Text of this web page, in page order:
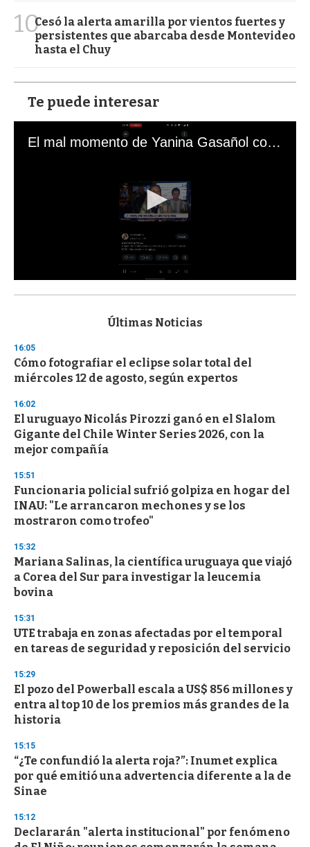
10Cesó la alerta amarilla por vientos fuertes y
persistentes que abarcaba desde Montevideo
hasta el Chuy
Te puede interesar
El mal momento de Yanina Gasañol con un hincha argentino en "Subrayado"
s
d
s
o
f
3
s
e
c
o
d
s
Últimas Noticias
16:05
Cómo fotografiar el eclipse solar total del
miércoles 12 de agosto, según expertos
16:02
El uruguayo Nicolás Pirozzi ganó en el Slalom
Gigante del Chile Winter Series 2026, con la
mejor compañía
15:51
Funcionaria policial sufrió golpiza en hogar del
INAU: "Le arrancaron mechones y se los
mostraron como trofeo"
15:32
Mariana Salinas, la científica uruguaya que viajó
a Corea del Sur para investigar la leucemia
bovina
15:31
UTE trabaja en zonas afectadas por el temporal
en tareas de seguridad y reposición del servicio
15:29
El pozo del Powerball escala a US$ 856 millones y
entra al top 10 de los premios más grandes de la
historia
15:15
“¿Te confundió la alerta roja?”: Inumet explica
por qué emitió una advertencia diferente a la de
Sinae
15:12
Declararán "alerta institucional" por fenómeno